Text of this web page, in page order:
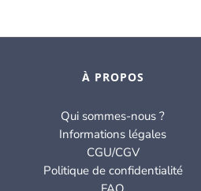
À PROPOS
Qui sommes-nous ?
Informations légales
CGU/CGV
Politique de confidentialité